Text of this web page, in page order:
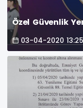
Özel Güvenlik
03-04-2020 13:25